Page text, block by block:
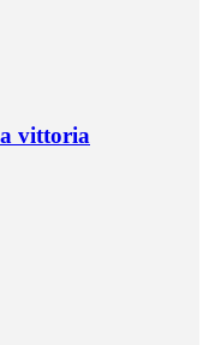
vittoria